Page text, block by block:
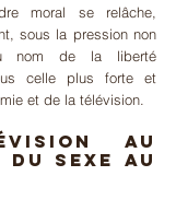
moral se relâche,
sous la pression non
nom de la liberté
celle plus forte et
et de la télévision.
au
sexe au